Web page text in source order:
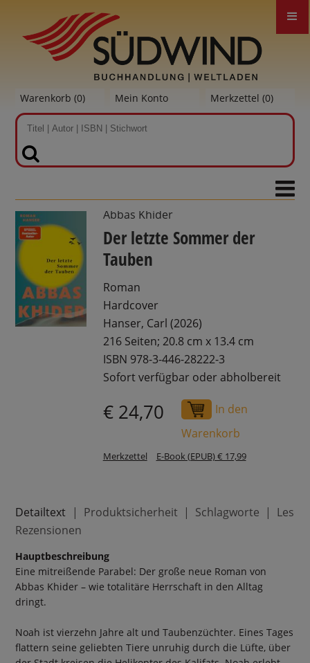
Warenkorb (0) Mein Konto Merkzettel (0)
Abbas Khider
Der letzte Sommer der
Tauben
Roman
Hardcover
Hanser, Carl (2026)
216 Seiten; 20.8 cm x 13.4 cm
ISBN 978-3-446-28222-3
Sofort verfügbar oder abholbereit
€ 24,70
In den
Warenkorb
Merkzettel E-Book (EPUB) € 17,99
Detailtext Produktsicherheit Schlagworte
Rezensionen
Hauptbeschreibung
Eine mitreißende Parabel: Der große neue Roman von
Abbas Khider – wie totalitäre Herrschaft in den Alltag
dringt.
Noah ist vierzehn Jahre alt und Taubenzüchter. Eines Tages
flattern seine geliebten Tiere unruhig durch die Lüfte, über